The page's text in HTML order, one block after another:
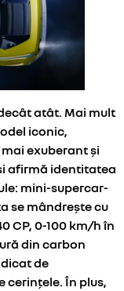
atât. Mai mult
iconic,
exuberant și
afirmă identitatea
mini-supercar-
se mândrește cu
CP, 0-100 km/h în
din carbon
de
cerințele. În plus,